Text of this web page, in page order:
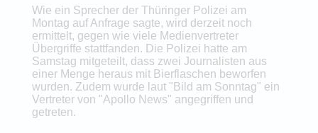
Wie ein Sprecher der Thüringer Polizei am
Montag auf Anfrage sagte, wird derzeit noch
ermittelt, gegen wie viele Medienvertreter
Übergriffe stattfanden. Die Polizei hatte am
Samstag mitgeteilt, dass zwei Journalisten aus
einer Menge heraus mit Bierflaschen beworfen
wurden. Zudem wurde laut "Bild am Sonntag" ein
Vertreter von "Apollo News" angegriffen und
getreten.